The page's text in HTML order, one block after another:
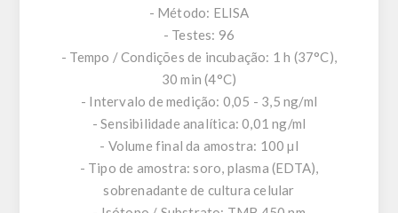
- Método: ELISA
- Testes: 96
- Tempo / Condições de incubação: 1 h (37°C),
30 min (4°C)
- Intervalo de medição: 0,05 - 3,5 ng/ml
- Sensibilidade analítica: 0,01 ng/ml
- Volume final da amostra: 100 µl
- Tipo de amostra: soro, plasma (EDTA),
sobrenadante de cultura celular